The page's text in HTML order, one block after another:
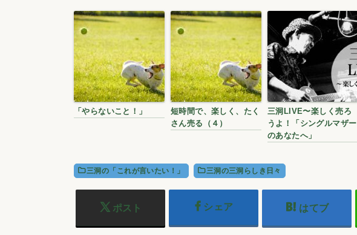
「やらないこと！」
短時間で、楽しく、たく
さん売る（４）
三洞LIVE〜楽しく売ろ
うよ！「シングルマザー
のあなたへ」
三洞の「これが言いたい！」 三洞の三洞らしき日々
ポスト シェア はてブ